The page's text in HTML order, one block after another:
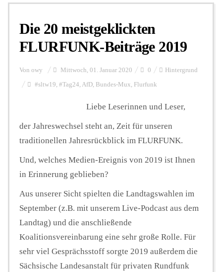
Personalien
Hintergrund
FUNKTURM-Beiträge
Podcast
Seminare
Unterstützen
Die 20 meistgeklickten
FLURFUNK-Beiträge 2019
Von owy Mittwoch, 01. Januar 2020 0 Hintergrund
#sltw19, #Tag24, AfD, Bundes-Mux, Flurfunk
Liebe Leserinnen und Leser,
der Jahreswechsel steht an, Zeit für unseren
traditionellen Jahresrückblick im FLURFUNK.
Und, welches Medien-Ereignis von 2019 ist Ihnen
in Erinnerung geblieben?
Aus unserer Sicht spielten die Landtagswahlen im
September (z.B. mit unserem Live-Podcast aus dem
Landtag) und die anschließende
Koalitionsvereinbarung eine sehr große Rolle. Für
sehr viel Gesprächsstoff sorgte 2019 außerdem die
Sächsische Landesanstalt für privaten Rundfunk